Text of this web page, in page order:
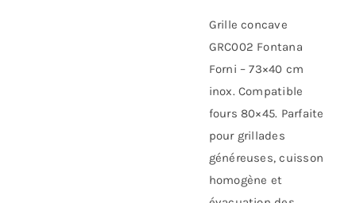
Grille concave
GRC002 Fontana
Forni – 73×40 cm
inox. Compatible
fours 80×45. Parfaite
pour grillades
généreuses, cuisson
homogène et